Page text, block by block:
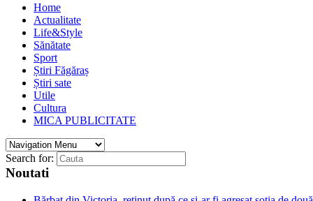
Home
Actualitate
Life&Style
Sănătate
Sport
Știri Făgăraș
Știri sate
Utile
Cultura
MICA PUBLICITATE
Search for:
Noutati